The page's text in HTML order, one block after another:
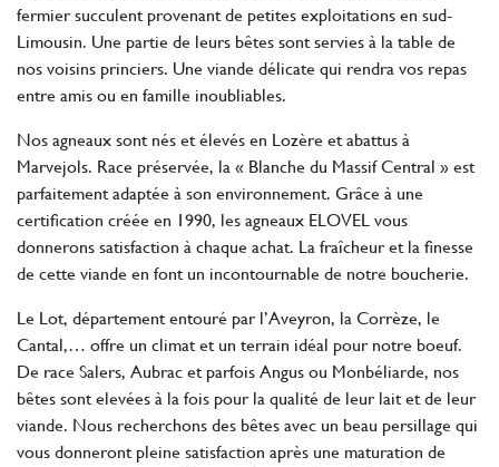
fermier succulent provenant de petites exploitations en sud-
Limousin. Une partie de leurs bêtes sont servies à la table de
nos voisins princiers. Une viande délicate qui rendra vos repas
entre amis ou en famille inoubliables.
Nos agneaux sont nés et élevés en Lozère et abattus à
Marvejols. Race préservée, la « Blanche du Massif Central » est
parfaitement adaptée à son environnement. Grâce à une
certification créée en 1990, les agneaux ELOVEL vous
donnerons satisfaction à chaque achat. La fraîcheur et la finesse
de cette viande en font un incontournable de notre boucherie.
Le Lot, département entouré par l’Aveyron, la Corrèze, le
Cantal,… offre un climat et un terrain idéal pour notre boeuf.
De race Salers, Aubrac et parfois Angus ou Monbéliarde, nos
bêtes sont elevées à la fois pour la qualité de leur lait et de leur
viande. Nous recherchons des bêtes avec un beau persillage qui
vous donneront pleine satisfaction après une maturation de